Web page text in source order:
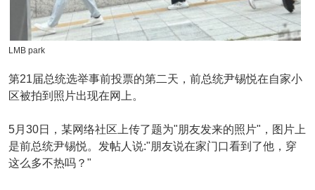
LMB park
第21届总统选举事前投票的第二天，前总统尹锡悦在自家小
区被拍到照片出现在网上。
5月30日，某网络社区上传了题为"朋友发来的照片"，图片上
是前总统尹锡悦。发帖人说:"朋友说在家门口看到了他，穿
这么多不热吗？"